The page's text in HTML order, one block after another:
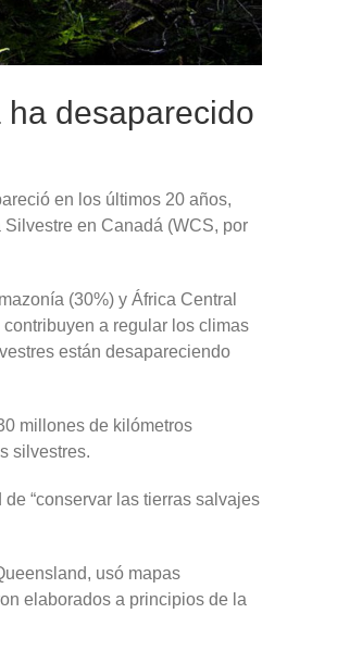
desaparecido
en los últimos 20 años,
en Canadá (WCS, por
(30%) y África Central
a regular los climas
están desapareciendo
millones de kilómetros
silvestres.
“conservar las tierras salvajes
usó mapas
elaborados a principios de la